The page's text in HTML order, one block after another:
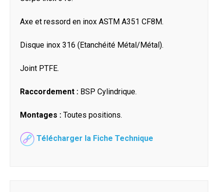
Axe et ressord en inox ASTM A351 CF8M.
Disque inox 316 (Etanchéité Métal/Métal).
Joint PTFE.
Raccordement : BSP Cylindrique.
Montages : Toutes positions.
Télécharger la Fiche Technique